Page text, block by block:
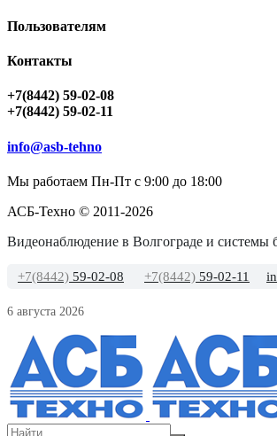
Пользователям
Контакты
+7(8442) 59-02-08
+7(8442) 59-02-11
info@asb-tehno
Мы работаем Пн-Пт с 9:00 до 18:00
АСБ-Техно © 2011-2026
Видеонаблюдение в Волгограде и системы
+7(8442) 59-02-08 +7(8442) 59-02-11
6 августа 2026